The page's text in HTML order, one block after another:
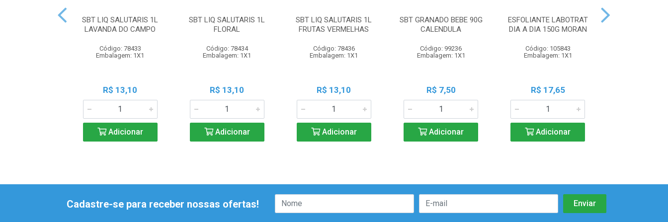
SBT LIQ SALUTARIS 1L
LAVANDA DO CAMPO
Código: 78433
Embalagem: 1X1
R$ 13,10
Adicionar
SBT LIQ SALUTARIS 1L
FLORAL
Código: 78434
Embalagem: 1X1
R$ 13,10
Adicionar
SBT LIQ SALUTARIS 1L
FRUTAS VERMELHAS
Código: 78436
Embalagem: 1X1
R$ 13,10
Adicionar
SBT GRANADO BEBE 90G
CALENDULA
Código: 99236
Embalagem: 1X1
R$ 7,50
Adicionar
ESFOLIANTE LABOTRAT
DIA A DIA 150G MORAN
Código: 105843
Embalagem: 1X1
R$ 17,65
Adicionar
Cadastre-se para receber nossas ofertas!